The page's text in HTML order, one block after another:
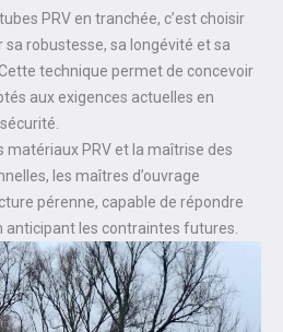
PRV en tranchée, c’est choisir
robustesse, sa longévité et sa
technique permet de concevoir
aux exigences actuelles en
matériaux PRV et la maîtrise des
les maîtres d’ouvrage
pérenne, capable de répondre
anticipant les contraintes futures.